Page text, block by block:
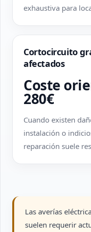
exhaustiva para
Cortocircuito
afectados
Coste
280€
Cuando existen
instalación o
reparación suele
Las averías
suelen requerir